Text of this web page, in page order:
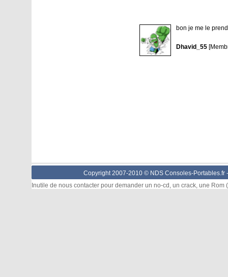
bon je me le
Dhavid_55
Copyright 2007-2010 © NDS Consoles-Portables.fr
Inutile de nous contacter pour demander un no-cd, un crack, une